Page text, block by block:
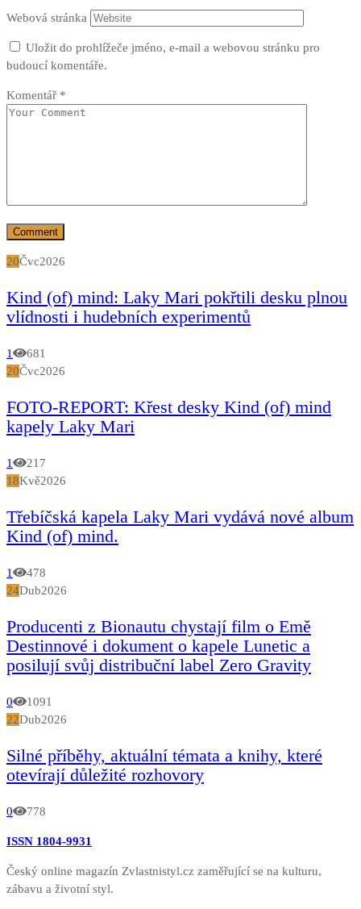
Webová stránka
Uložit do prohlížeče jméno, e-mail a webovou stránku pro
budoucí komentáře.
Komentář *
20Čvc2026
Kind (of) mind: Laky Mari pokřtili desku plnou
vlídnosti i hudebních experimentů
1
681
20Čvc2026
FOTO-REPORT: Křest desky Kind (of) mind
kapely Laky Mari
1
217
18Kvě2026
Třebíčská kapela Laky Mari vydává nové album
Kind (of) mind.
1
478
24Dub2026
Producenti z Bionautu chystají film o Emě
Destinnové i dokument o kapele Lunetic a
posilují svůj distribuční label Zero Gravity
0
1091
22Dub2026
Silné příběhy, aktuální témata a knihy, které
otevírají důležité rozhovory
0 778
ISSN 1804-9931
Český online magazín Zvlastnistyl.cz zaměřující se na kulturu,
zábavu a životní styl.